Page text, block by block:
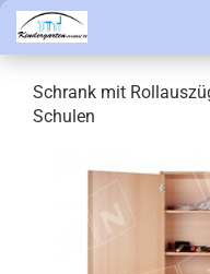
Schrank mit
Schulen